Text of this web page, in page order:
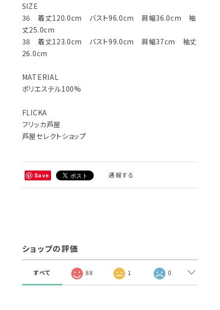
SIZE
36 着丈120.0cm バスト96.0cm 肩幅36.0cm 袖
丈25.0cm
38 着丈123.0cm バスト99.0cm 肩幅37cm 袖丈
26.0cm
MATERIAL
ポリエステル100%
FLICKA
フリッカ芦屋
芦屋セレクトショップ
Save 通報する
ショップの評価
すべて 88 1 0